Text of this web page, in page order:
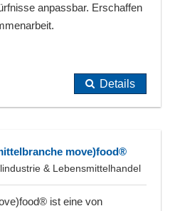
anpassbar. Erschaffen
Details
move)food®
& Lebensmittelhandel
ist eine von